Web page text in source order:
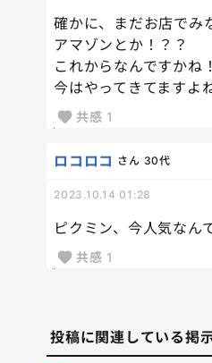
確かに、まだお店でみ
アマゾンとか！？？
これからなんですかね
今はやってきてますよ
共感 1
ロコロコ さん 30代
2023.10.14 01:28
ピクミン、今人気なん
共感 1
投稿に関連している掲